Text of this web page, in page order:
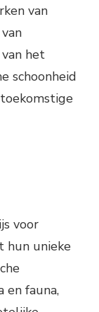
van
het
schoonheid
voor
hun unieke
en fauna,